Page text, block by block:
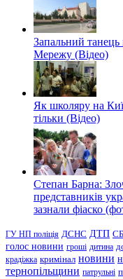
Запальний танець
Мережу (Відео)
Як школяру на
тільки (Відео)
Степан Барна:
представників
зазнали фіаско
ГУ НП поліція ДСНС ДТП
голос новини гроші дитина
крадіжка кримінал новини
тернопільщини патрульні